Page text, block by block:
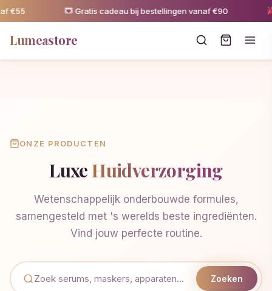
€55 Gratis cadeau bij bestellingen vanaf €90
Lumeastore
ONZE PRODUCTEN
LuxeHuidverzorging
Wetenschappelijk onderbouwde formules,
samengesteld met 's werelds beste ingrediënten.
Vind jouw perfecte routine.
Zoeken